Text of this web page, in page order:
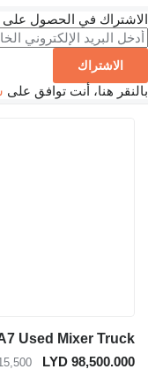
في الحصول على
الاشتراك
هنا، أنت توافق على
A7 Used Mixer
LYD
$15,500
≈ €13,420